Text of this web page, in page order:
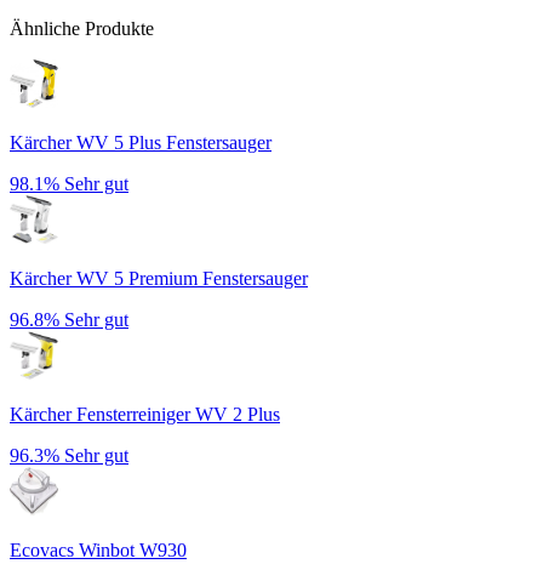
Ähnliche Produkte
Kärcher WV 5 Plus Fenstersauger
98.1% Sehr gut
Kärcher WV 5 Premium Fenstersauger
96.8% Sehr gut
Kärcher Fensterreiniger WV 2 Plus
96.3% Sehr gut
Ecovacs Winbot W930